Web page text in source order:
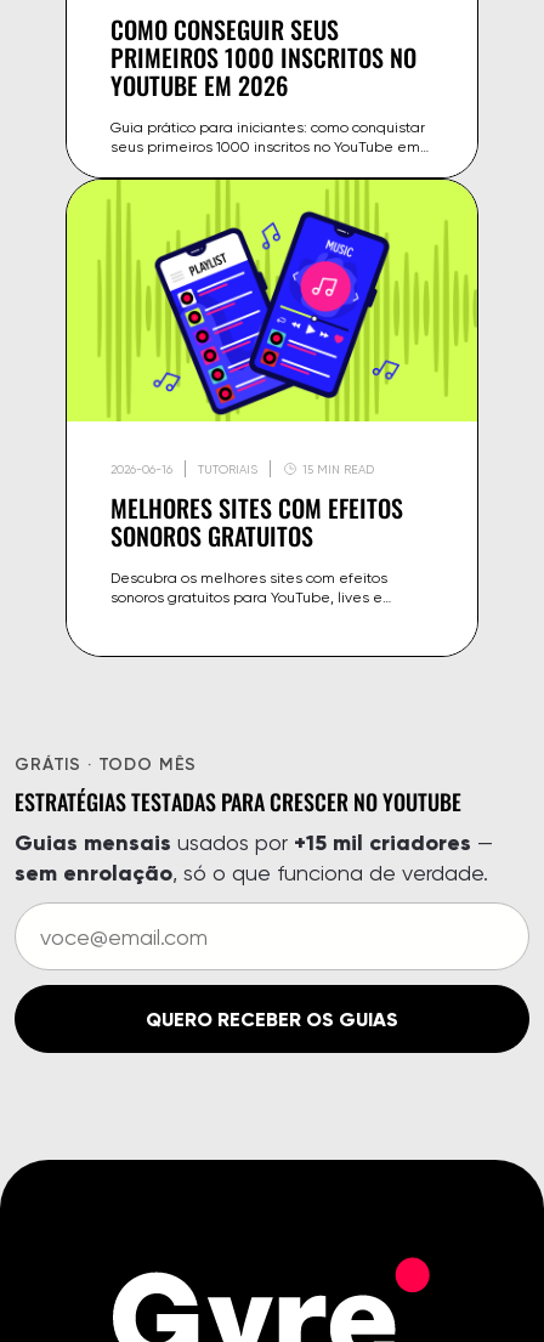
COMO CONSEGUIR SEUS
PRIMEIROS 1000 INSCRITOS NO
YOUTUBE EM 2026
Guia prático para iniciantes: como conquistar
seus primeiros 1000 inscritos no YouTube em
ferramentas para começar.
2026-06-16 TUTORIAIS 15 MIN READ
MELHORES SITES COM EFEITOS
SONOROS GRATUITOS
Descubra os melhores sites com efeitos
sonoros gratuitos para YouTube, lives e
GRÁTIS · TODO MÊS
ESTRATÉGIAS TESTADAS PARA CRESCER NO YOUTUBE
Guias mensais usados por +15 mil criadores —
sem enrolação, só o que funciona de verdade.
QUERO RECEBER OS GUIAS